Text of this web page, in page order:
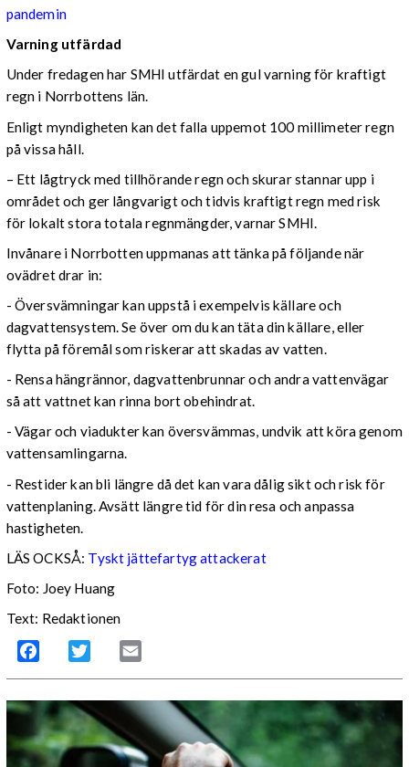
pandemin
Varning utfärdad
Under fredagen har SMHI utfärdat en gul varning för kraftigt
regn i Norrbottens län.
Enligt myndigheten kan det falla uppemot 100 millimeter regn
på vissa håll.
– Ett lågtryck med tillhörande regn och skurar stannar upp i
området och ger långvarigt och tidvis kraftigt regn med risk
för lokalt stora totala regnmängder, varnar SMHI.
Invånare i Norrbotten uppmanas att tänka på följande när
ovädret drar in:
- Översvämningar kan uppstå i exempelvis källare och
dagvattensystem. Se över om du kan täta din källare, eller
flytta på föremål som riskerar att skadas av vatten.
- Rensa hängrännor, dagvattenbrunnar och andra vattenvägar
så att vattnet kan rinna bort obehindrat.
- Vägar och viadukter kan översvämmas, undvik att köra genom
vattensamlingarna.
- Restider kan bli längre då det kan vara dålig sikt och risk för
vattenplaning. Avsätt längre tid för din resa och anpassa
hastigheten.
LÄS OCKSÅ: Tyskt jättefartyg attackerat
Foto: Joey Huang
Text: Redaktionen
Facebook Twitter